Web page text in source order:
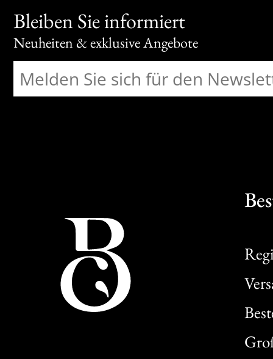
Bleiben Sie informiert
Neuheiten & exklusive Angebote